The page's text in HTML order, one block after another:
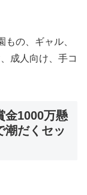
の、ギャル、
成人向け、手コ
金1000万懸
潮だくセッ